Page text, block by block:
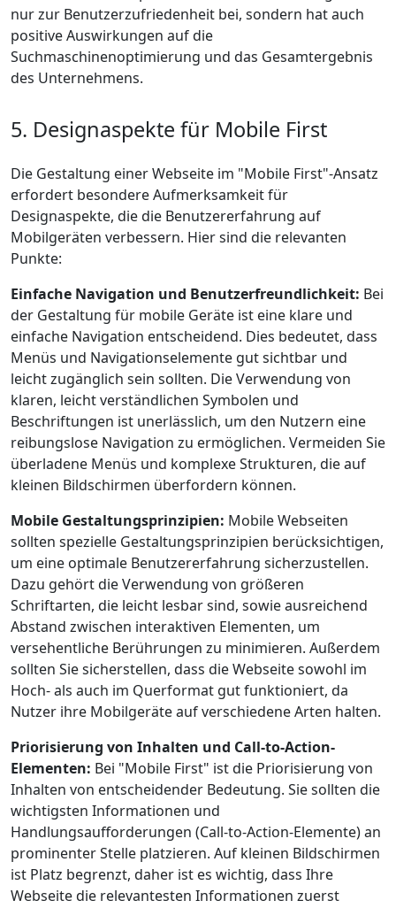
nur zur Benutzerzufriedenheit bei, sondern hat auch
positive Auswirkungen auf die
Suchmaschinenoptimierung und das Gesamtergebnis
des Unternehmens.
5. Designaspekte für Mobile First
Die Gestaltung einer Webseite im "Mobile First"-Ansatz
erfordert besondere Aufmerksamkeit für
Designaspekte, die die Benutzererfahrung auf
Mobilgeräten verbessern. Hier sind die relevanten
Punkte:
Einfache Navigation und Benutzerfreundlichkeit: Bei
der Gestaltung für mobile Geräte ist eine klare und
einfache Navigation entscheidend. Dies bedeutet, dass
Menüs und Navigationselemente gut sichtbar und
leicht zugänglich sein sollten. Die Verwendung von
klaren, leicht verständlichen Symbolen und
Beschriftungen ist unerlässlich, um den Nutzern eine
reibungslose Navigation zu ermöglichen. Vermeiden Sie
überladene Menüs und komplexe Strukturen, die auf
kleinen Bildschirmen überfordern können.
Mobile Gestaltungsprinzipien: Mobile Webseiten
sollten spezielle Gestaltungsprinzipien berücksichtigen,
um eine optimale Benutzererfahrung sicherzustellen.
Dazu gehört die Verwendung von größeren
Schriftarten, die leicht lesbar sind, sowie ausreichend
Abstand zwischen interaktiven Elementen, um
versehentliche Berührungen zu minimieren. Außerdem
sollten Sie sicherstellen, dass die Webseite sowohl im
Hoch- als auch im Querformat gut funktioniert, da
Nutzer ihre Mobilgeräte auf verschiedene Arten halten.
Priorisierung von Inhalten und Call-to-Action-
Elementen: Bei "Mobile First" ist die Priorisierung von
Inhalten von entscheidender Bedeutung. Sie sollten die
wichtigsten Informationen und
Handlungsaufforderungen (Call-to-Action-Elemente) an
prominenter Stelle platzieren. Auf kleinen Bildschirmen
ist Platz begrenzt, daher ist es wichtig, dass Ihre
Webseite die relevantesten Informationen zuerst